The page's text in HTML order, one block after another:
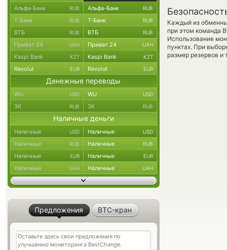
Каждый из
при этом команда
Использование
пунктах. При
размер резервов и
Альфа-Банк RUB Альфа-Банк RUB
Т-Банк RUB Т-Банк RUB
ВТБ RUB ВТБ RUB
Приват 24 UAH Приват 24 UAH
Kaspi Bank KZT Kaspi Bank KZT
Revolut EUR Revolut EUR
Денежные переводы
WU USD WU USD
ЗК RUB ЗК RUB
Наличные деньги
Наличные USD Наличные USD
Наличные RUB Наличные RUB
Наличные EUR Наличные EUR
Наличные UAH Наличные UAH
Предложения BTC-кран